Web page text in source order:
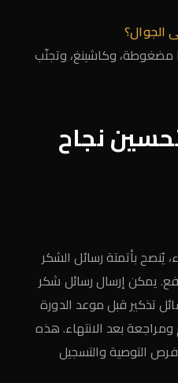
مضغوطة، وكاشينغ، وتجنّب
نجاح
يُنصح بأتمتة رسائل الشكر
يمكن إرسال رسائل شكر
تذكير قبل موعد الدورة
بعد الانتهاء. هذه
التوصية والتسجيل